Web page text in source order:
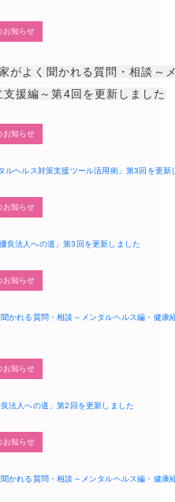
お知らせ
がよく聞かれる質問・相談～
援編～第4回を更新しました
お知らせ
ルヘルス対策支援ツール活用術」第3回を更新
お知らせ
法人への道」第3回を更新しました
お知らせ
かれる質問・相談～メンタルヘルス編・健康
お知らせ
法人への道」第2回を更新しました
お知らせ
かれる質問・相談～メンタルヘルス編・健康